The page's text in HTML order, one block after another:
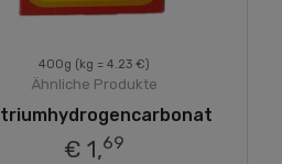
400g (kg = 4.23 €)
Ähnliche Produkte
€ 1,69